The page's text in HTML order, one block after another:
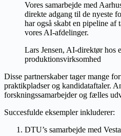
Vores samarbejde med
direkte adgang til de nyeste
har også skabt en pipeline af
vores AI-afdelinger.
Lars Jensen, AI-direktør hos
produktionsvirksomhed
Disse partnerskaber tager mange
praktikpladser og kandidataftaler.
forskningssamarbejder og fælles
Succesfulde eksempler inkluderer:
DTU’s samarbejde med